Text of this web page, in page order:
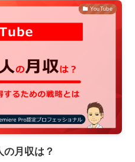
YouTube
の月収は？